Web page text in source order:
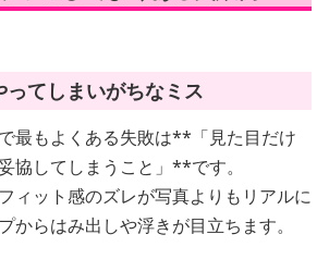
ってしまいがちなミス
最もよくある失敗は**「見た目だけ
協してしまうこと」**です。
ィット感のズレが写真よりもリアルに
からはみ出しや浮きが目立ちます。